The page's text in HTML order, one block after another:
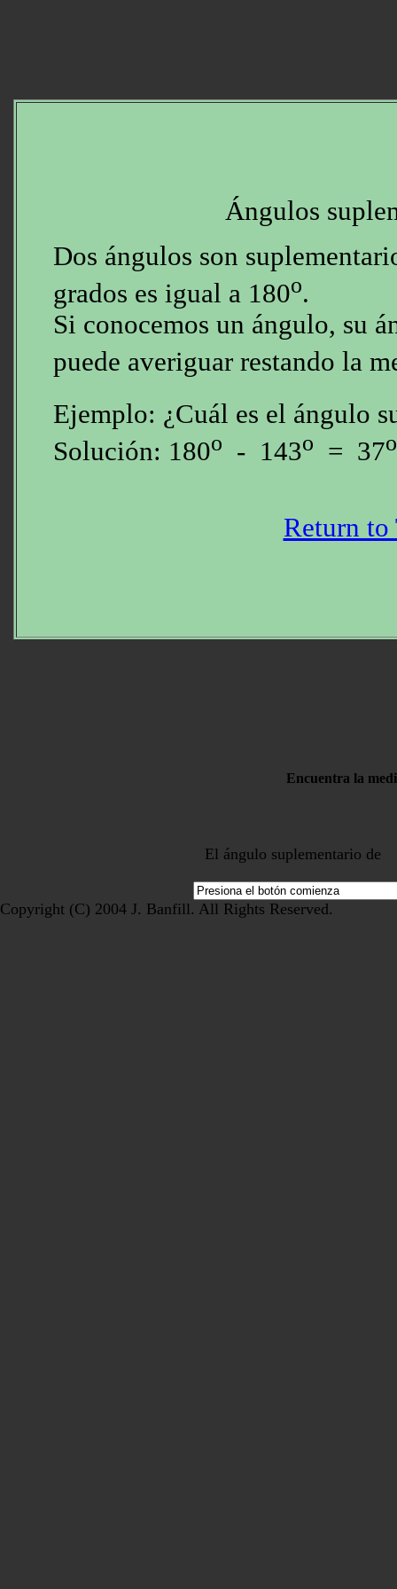
Ángulos
Dos ángulos son
grados es igual a 180o.
Si conocemos un ángulo, su
puede averiguar restando la
Ejemplo: ¿Cuál es el ángulo
Solución: 180o - 143o = 37o
Return to
Encuentra la
El ángulo suplementario
Copyright (C) 2004 J. Banfill. All Rights Reserved.